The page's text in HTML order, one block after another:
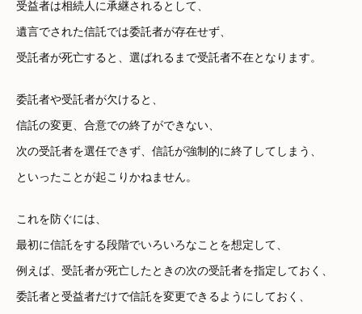
受益者は相続人に承継されるとして、
遺言でされた信託では委託者が存在せず、
受託者が死亡すると、選ばれるまで受託者不在となります。
委託者や受託者が欠けると、
信託の変更、合意での終了ができない、
次の受託者を選任できず、信託が強制的に終了してしまう、
といったことが起こりかねません。
これを防ぐには、
最初に信託をする段階でいろいろなことを想定して、
例えば、受託者が死亡したときの次の受託者を指定しておく、
委託者と受益者だけで信託を変更できるようにしておく、